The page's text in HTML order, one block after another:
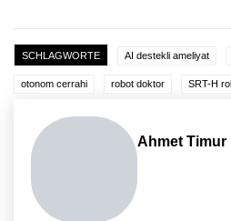
SCHLAGWORTE AI destekli ameliyat
otonom cerrahi robot doktor SRT-H
Ahmet Timur